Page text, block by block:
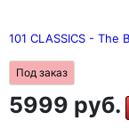
101 CLASSICS - The
Под заказ
5999 руб.